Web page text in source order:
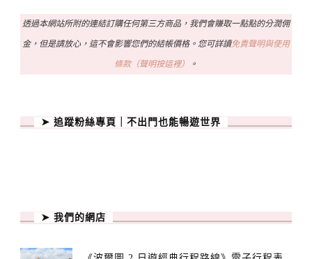
透過本網站所附的連結訂購任何第三方商品，我們會賺取一點點的分潤佣
金，但是請放心，這不會影響您們的結帳價格。您可詳讀免責聲明與使用
條款（聲明按這裡） 。
➤ 追蹤粉絲專頁｜不出門也能暢遊世界
➤ 我們的網店